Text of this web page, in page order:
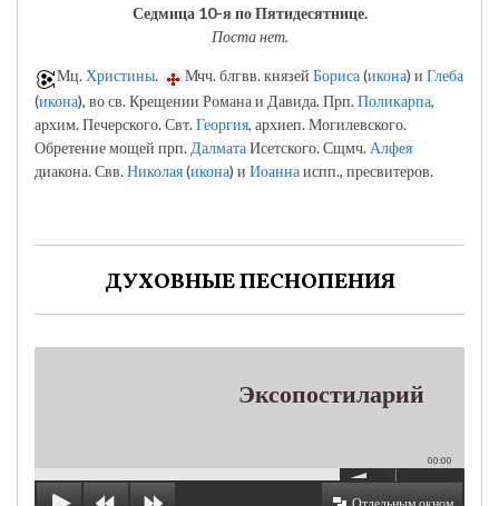
Седмица 10-я по Пятидесятнице.
Поста нет.
Мц. Христины. Мчч. блгвв. князей Бориса(икона) и Глеба
(икона), во св. Крещении Романа и Давида. Прп.Поликарпа,
архим. Печерского. Свт.Георгия, архиеп. Могилевского.
Обретение мощей прп.ДалматаИсетского. Сщмч.Алфея
диакона. Свв.Николая(икона) и Иоаннаиспп., пресвитеров.
ДУХОВНЫЕ ПЕСНОПЕНИЯ
Эксопостиларий
00:00